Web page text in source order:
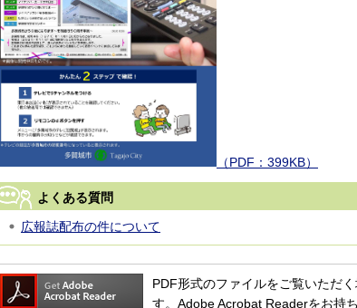
（PDF：399KB）
よくある質問
広報誌配布の件について
PDF形式のファイルをご覧いただ
す。Adobe Acrobat Readerをお持